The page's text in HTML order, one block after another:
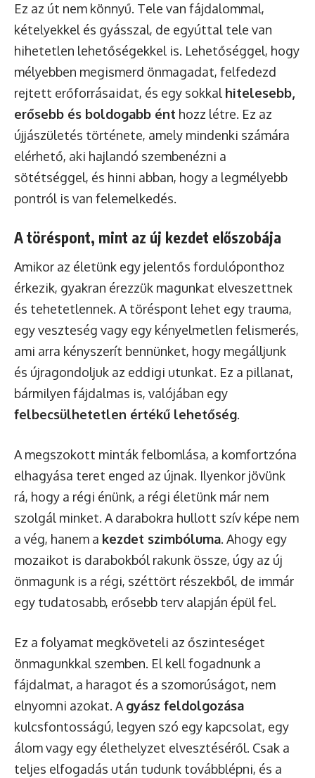
Ez az út nem könnyű. Tele van fájdalommal,
kételyekkel és gyásszal, de egyúttal tele van
hihetetlen lehetőségekkel is. Lehetőséggel, hogy
mélyebben megismerd önmagadat, felfedezd
rejtett erőforrásaidat, és egy sokkal hitelesebb,
erősebb és boldogabb ént hozz létre. Ez az
újjászületés története, amely mindenki számára
elérhető, aki hajlandó szembenézni a
sötétséggel, és hinni abban, hogy a legmélyebb
pontról is van felemelkedés.
A töréspont, mint az új kezdet előszobája
Amikor az életünk egy jelentős fordulóponthoz
érkezik, gyakran érezzük magunkat elveszettnek
és tehetetlennek. A töréspont lehet egy trauma,
egy veszteség vagy egy kényelmetlen felismerés,
ami arra kényszerít bennünket, hogy megálljunk
és újragondoljuk az eddigi utunkat. Ez a pillanat,
bármilyen fájdalmas is, valójában egy
felbecsülhetetlen értékű lehetőség.
A megszokott minták felbomlása, a komfortzóna
elhagyása teret enged az újnak. Ilyenkor jövünk
rá, hogy a régi énünk, a régi életünk már nem
szolgál minket. A darabokra hullott szív képe nem
a vég, hanem a kezdet szimbóluma. Ahogy egy
mozaikot is darabokból rakunk össze, úgy az új
önmagunk is a régi, széttört részekből, de immár
egy tudatosabb, erősebb terv alapján épül fel.
Ez a folyamat megköveteli az őszinteséget
önmagunkkal szemben. El kell fogadnunk a
fájdalmat, a haragot és a szomorúságot, nem
elnyomni azokat. A gyász feldolgozása
kulcsfontosságú, legyen szó egy kapcsolat, egy
álom vagy egy élethelyzet elvesztéséről. Csak a
teljes elfogadás után tudunk továbblépni, és a